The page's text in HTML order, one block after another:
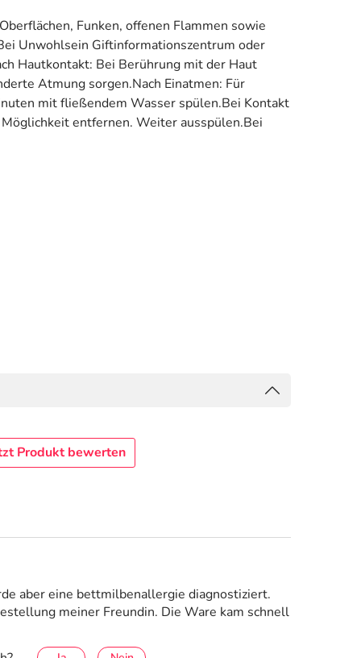
Funken, offenen Flammen sowie
Unwohlsein Giftinformationszentrum oder
Hautkontakt: Bei Berührung mit der Haut
Atmung sorgen.Nach Einatmen: Für
mit fließendem Wasser spülen.Bei Kontakt
entfernen. Weiter ausspülen.Bei
Produkt bewerten
aber eine bettmilbenallergie diagnostiziert.
meiner Freundin. Die Ware kam schnell